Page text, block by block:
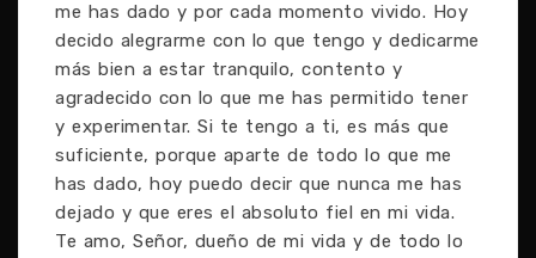
me has dado y por cada momento vivido. Hoy
decido alegrarme con lo que tengo y dedicarme
más bien a estar tranquilo, contento y
agradecido con lo que me has permitido tener
y experimentar. Si te tengo a ti, es más que
suficiente, porque aparte de todo lo que me
has dado, hoy puedo decir que nunca me has
dejado y que eres el absoluto fiel en mi vida.
Te amo, Señor, dueño de mi vida y de todo lo